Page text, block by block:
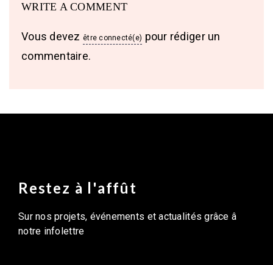
WRITE A COMMENT
Vous devez être connecté(e) pour rédiger un
commentaire.
Restez à l'affût
Sur nos projets, événements et actualités grâce â
notre infolettre